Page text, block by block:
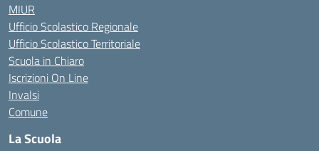
MIUR
Ufficio Scolastico Regionale
Ufficio Scolastico Territoriale
Scuola in Chiaro
Iscrizioni On Line
Invalsi
Comune
La Scuola